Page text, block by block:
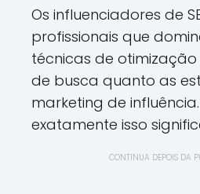
Os influenciadores de
profissionais que
técnicas de
de busca quanto as
marketing de
exatamente isso
CONTINUA DEPOIS DA